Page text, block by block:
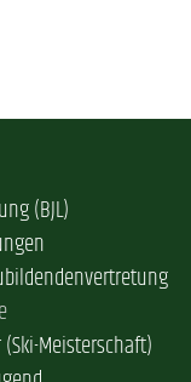
(BJL)
(Ski-Meisterschaft)